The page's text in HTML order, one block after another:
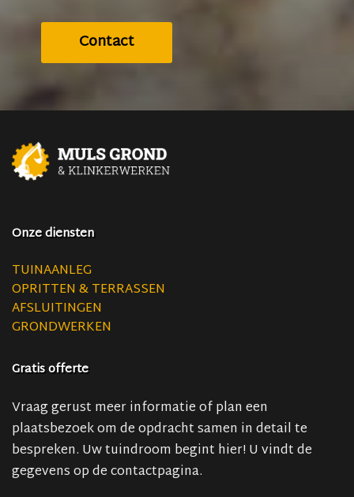
Contact
Onze diensten
TUINAANLEG
OPRITTEN & TERRASSEN
AFSLUITINGEN
GRONDWERKEN
Gratis offerte
Vraag gerust meer informatie of plan een
plaatsbezoek om de opdracht samen in detail te
bespreken. Uw tuindroom begint hier! U vindt de
gegevens op de contactpagina.